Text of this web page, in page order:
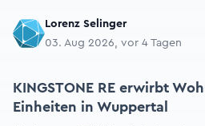
Lorenz Selinger
03. Aug 2026, vor 4 Tagen
KINGSTONE RE erwirbt
Einheiten in Wuppertal